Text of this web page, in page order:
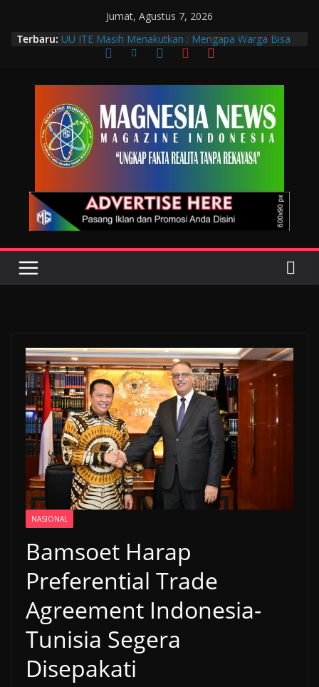
Jumat, Agustus 7, 2026
Terbaru: UU ITE Masih Menakutkan : Mengapa Warga Bisa
Dipidana Hanya karena Bicara?
Momentum Penguatan Profesi dan Transformasi
Digital
Wakil Wali Kota Bandung Hadiri Muscab VIII PTGMI
Kota Bandung, Dorong Penguatan Kompetensi
Terapis Gigi dan Mulut
Langkah Awal Deteksi Dini Penyakit, Kenali Peran
Tenaga Teknologi Laboratorium Medik
Sebenarnya Sedang Melindungi Siapa?
NASIONAL
Bamsoet Harap
Preferential Trade
Agreement Indonesia-
Tunisia Segera
Disepakati